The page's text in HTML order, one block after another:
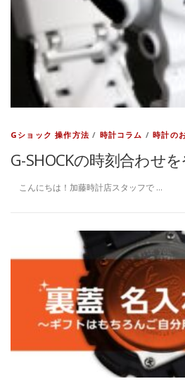
Gショック 操作方法 / 時計コラム /時計の
G-SHOCKの時刻合わせ
こんにちは！加藤時計店スタッフで …